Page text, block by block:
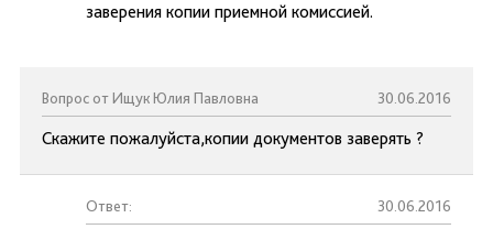
заверения копии приемной комиссией.
Вопрос от Ищук Юлия Павловна 30.06.2016
Скажите пожалуйста,копии документов заверять ?
Ответ: 30.06.2016